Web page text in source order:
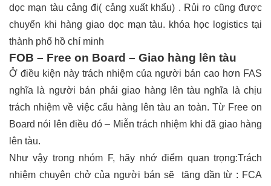
dọc mạn tàu cảng đi( cảng xuất khẩu) . Rủi ro cũng được
chuyển khi hàng giao dọc mạn tàu. khóa học logistics tại
thành phố hồ chí minh
FOB – Free on Board – Giao hàng lên tàu
Ở điều kiện này trách nhiệm của người bán cao hơn FAS
nghĩa là người bán phải giao hàng lên tàu nghĩa là chịu
trách nhiệm về việc cẩu hàng lên tàu an toàn. Từ Free on
Board nói lên điều đó – Miễn trách nhiệm khi đã giao hàng
lên tàu.
Như vậy trong nhóm F, hãy nhớ điểm quan trọng:Trách
nhiệm chuyên chở của người bán sẽ tăng dần từ : FCA